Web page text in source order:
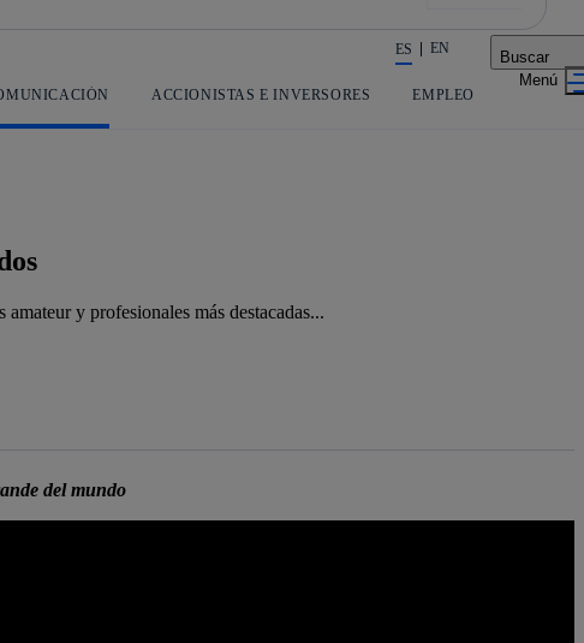
La acción en accionistas e
ES EN Buscar
ACCIONISTAS E INVERSORES EMPLEO
y profesionales más destacadas...
del mundo